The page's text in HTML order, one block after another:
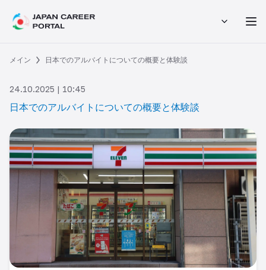
メイン 日本でのアルバイトについての概要と体験談
24.10.2025 | 10:45
日本でのアルバイトについての概要と体験談